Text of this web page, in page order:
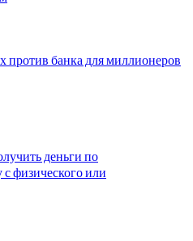
банка для миллионеров
деньги по
физического или